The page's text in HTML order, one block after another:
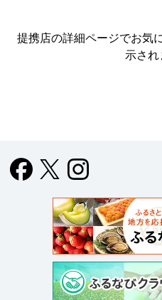
提携店の詳細ページでお気
示され